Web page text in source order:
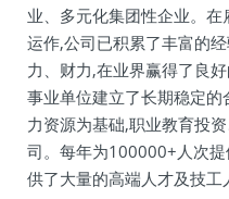
业、多元化集团性企业。
运作,公司已积累了丰富的
力、财力,在业界赢得了良
事业单位建立了长期稳定
力资源为基础,职业教育投
司。每年为100000+人次
供了大量的高端人才及技工